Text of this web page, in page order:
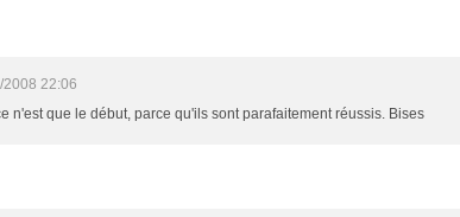
2008 22:06
n'est que le début, parce qu'ils sont parafaitement réussis. Bises